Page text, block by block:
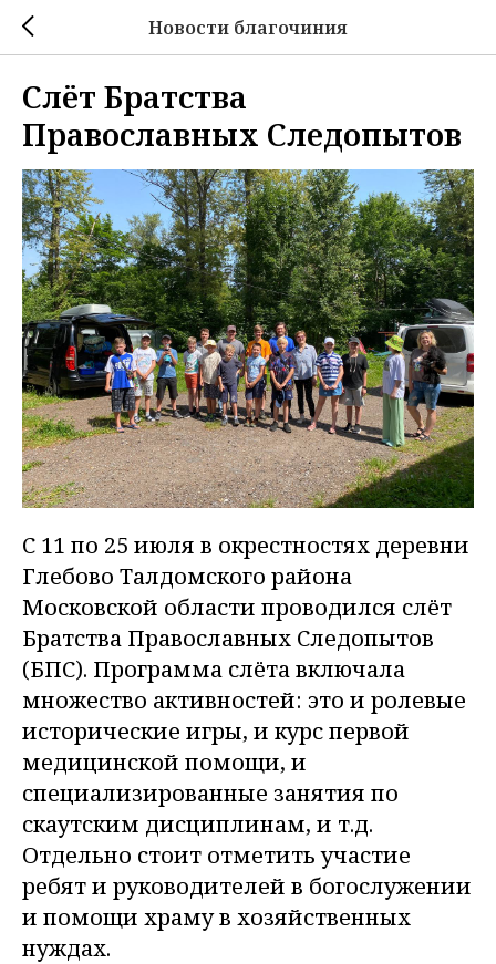
Новости благочиния
Слёт Братства
Православных Следопытов
С 11 по 25 июля в окрестностях деревни
Глебово Талдомского района
Московской области проводился слёт
Братства Православных Следопытов
(БПС). Программа слёта включала
множество активностей: это и ролевые
исторические игры, и курс первой
медицинской помощи, и
специализированные занятия по
скаутским дисциплинам, и т.д.
Отдельно стоит отметить участие
ребят и руководителей в богослужении
и помощи храму в хозяйственных
нуждах.